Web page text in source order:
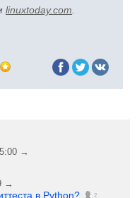
linuxtoday.com
→
→
в Python? 2